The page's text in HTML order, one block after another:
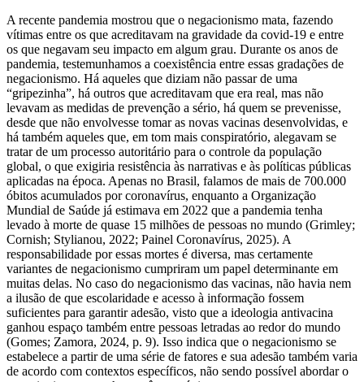
A recente pandemia mostrou que o negacionismo mata, fazendo
vítimas entre os que acreditavam na gravidade da covid-19 e entre
os que negavam seu impacto em algum grau. Durante os anos de
pandemia, testemunhamos a coexistência entre essas gradações de
negacionismo. Há aqueles que diziam não passar de uma
“gripezinha”, há outros que acreditavam que era real, mas não
levavam as medidas de prevenção a sério, há quem se prevenisse,
desde que não envolvesse tomar as novas vacinas desenvolvidas, e
há também aqueles que, em tom mais conspiratório, alegavam se
tratar de um processo autoritário para o controle da população
global, o que exigiria resistência às narrativas e às políticas públicas
aplicadas na época. Apenas no Brasil, falamos de mais de 700.000
óbitos acumulados por coronavírus, enquanto a Organização
Mundial de Saúde já estimava em 2022 que a pandemia tenha
levado à morte de quase 15 milhões de pessoas no mundo (Grimley;
Cornish; Stylianou, 2022; Painel Coronavírus, 2025). A
responsabilidade por essas mortes é diversa, mas certamente
variantes de negacionismo cumpriram um papel determinante em
muitas delas. No caso do negacionismo das vacinas, não havia nem
a ilusão de que escolaridade e acesso à informação fossem
suficientes para garantir adesão, visto que a ideologia antivacina
ganhou espaço também entre pessoas letradas ao redor do mundo
(Gomes; Zamora, 2024, p. 9). Isso indica que o negacionismo se
estabelece a partir de uma série de fatores e sua adesão também varia
de acordo com contextos específicos, não sendo possível abordar o